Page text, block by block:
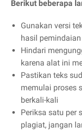
Berikut beberapa
Gunakan versi
hasil
Hindari
karena alat ini
Pastikan teks
memulai proses
berkali-kali
Periksa satu per
plagiat, jangan